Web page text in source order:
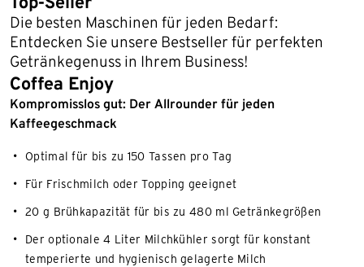
Die besten Maschinen für jeden Bedarf:
Entdecken Sie unsere Bestseller für perfekten
Getränkegenuss in Ihrem Business!
Coffea Enjoy
Kompromisslos gut: Der Allrounder für jeden
Kaffeegeschmack
Optimal für bis zu 150 Tassen pro Tag
Für Frischmilch oder Topping geeignet
20 g Brühkapazität für bis zu 480 ml Getränkegrößen
Der optionale 4 Liter Milchkühler sorgt für konstant
temperierte und hygienisch gelagerte Milch